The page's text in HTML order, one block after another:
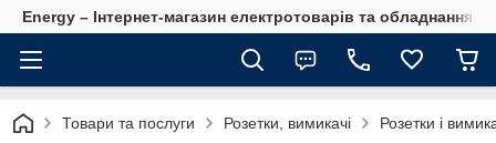
Energy – Інтернет-магазин електротоварів та обладнання
Товари та послуги Розетки, вимикачі Розетки і